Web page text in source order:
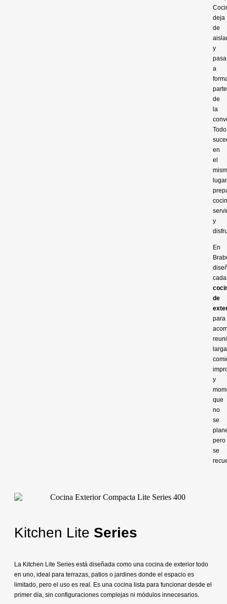
deja
de
y
pasa
a
parte
de
la
Todo
en
el
y
En
cada
de
para
y
que
no
se
pero
se
Kitchen Lite Series
La Kitchen Lite Series está diseñada como una cocina de exterior todo
en uno, ideal para terrazas, patios o jardines donde el espacio es
limitado, pero el uso es real. Es una cocina lista para funcionar desde el
primer día, sin configuraciones complejas ni módulos innecesarios.